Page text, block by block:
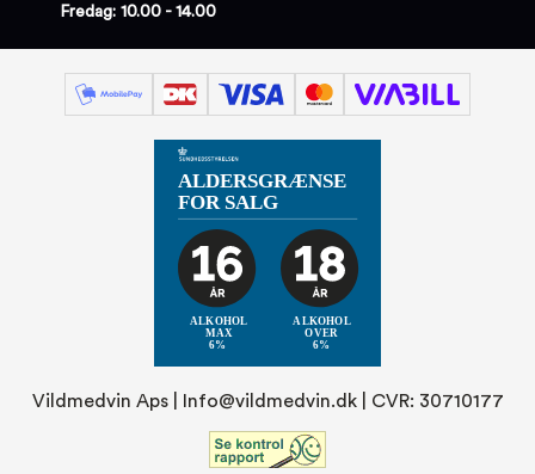
Fredag: 10.00 - 14.00
Vildmedvin Aps | Info@vildmedvin.dk| CVR: 30710177